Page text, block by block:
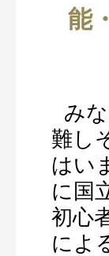
能
み
難し
はい
に国
初心
によ